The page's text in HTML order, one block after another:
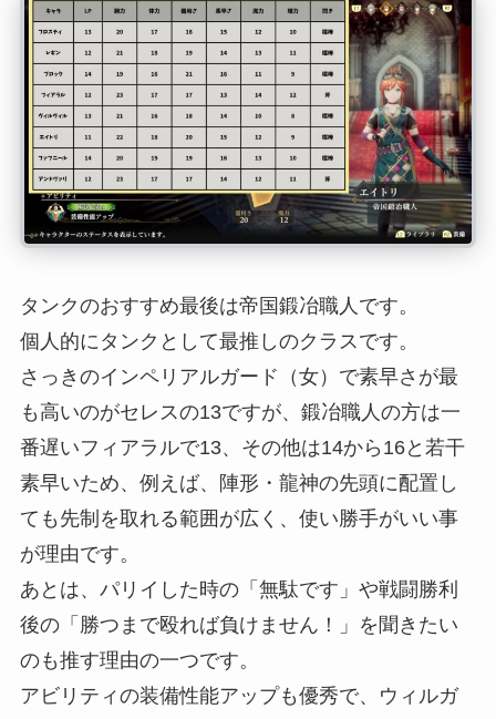
タンクのおすすめ最後は帝国鍛冶職人です。
個人的にタンクとして最推しのクラスです。
さっきのインペリアルガード（女）で素早さが最
も高いのがセレスの13ですが、鍛冶職人の方は一
番遅いフィアラルで13、その他は14から16と若干
素早いため、例えば、陣形・龍神の先頭に配置し
ても先制を取れる範囲が広く、使い勝手がいい事
が理由です。
あとは、パリイした時の「無駄です」や戦闘勝利
後の「勝つまで殴れば負けません！」を聞きたい
のも推す理由の一つです。
アビリティの装備性能アップも優秀で、ウィルガ